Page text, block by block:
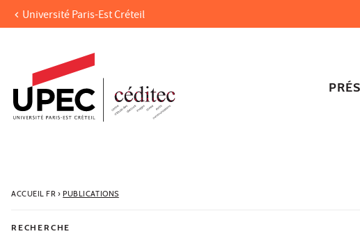
Aller au contenu
Recherche
Université Paris-Est Créteil
ACCUEIL FR› PUBLICATIONS
RECHERCHE